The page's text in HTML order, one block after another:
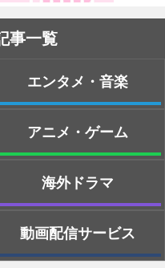
事一覧
エンタメ・音楽
アニメ・ゲーム
海外ドラマ
動画配信サービス